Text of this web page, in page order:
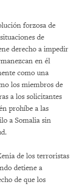
forzosa de
de
derecho a impedir
en él
como una
los miembros de
a los solicitantes
prohíbe a las
a Somalia sin
de los terroristas
detiene a
de que los